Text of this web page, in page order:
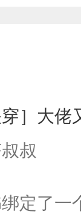
穿］大
叔
定了一